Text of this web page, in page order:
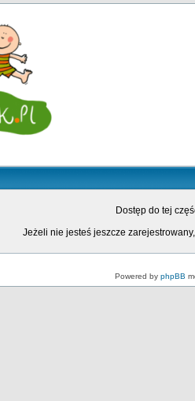
Dostęp do tej
Jeżeli nie jesteś jeszcze
Powered by phpBB